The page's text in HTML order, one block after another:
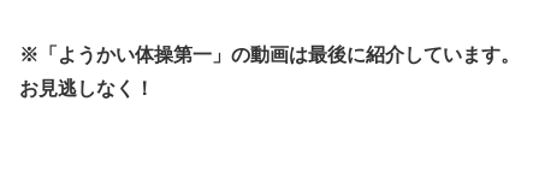
※「ようかい体操第一」の動画は最後に紹介しています。
お見逃しなく！